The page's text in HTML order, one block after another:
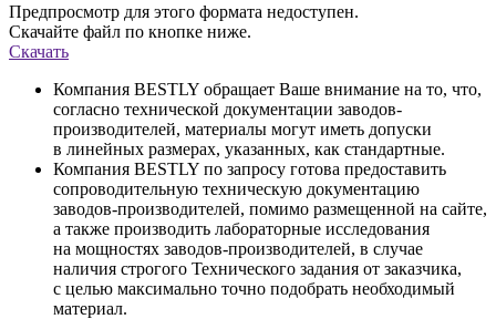
Предпросмотр для этого формата недоступен.
Скачайте файл по кнопке ниже.
Скачать
Компания BESTLY обращает Ваше внимание на то, что,
согласно технической документации заводов-
производителей, материалы могут иметь допуски
в линейных размерах, указанных, как стандартные.
Компания BESTLY по запросу готова предоставить
сопроводительную техническую документацию
заводов-производителей, помимо размещенной на сайте,
а также производить лабораторные исследования
на мощностях заводов-производителей, в случае
наличия строгого Технического задания от заказчика,
с целью максимально точно подобрать необходимый
материал.